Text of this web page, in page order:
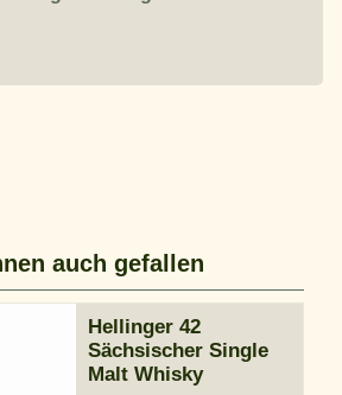
auch gefallen
Hellinger 42
Sächsischer Single
Malt Whisky